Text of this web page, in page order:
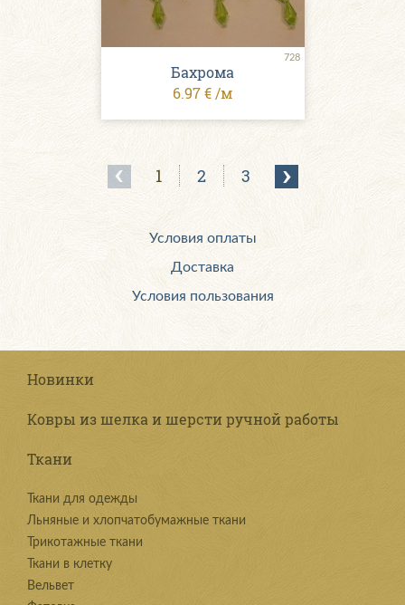
728
Бахрома
6.97 € /м
1 2 3
Условия оплаты
Доставка
Условия пользования
Новинки
Ковры из шелка и шерсти ручной работы
Ткани
Ткани для одежды
Льняные и хлопчатобумажные ткани
Трикотажные ткани
Ткани в клетку
Вельвет